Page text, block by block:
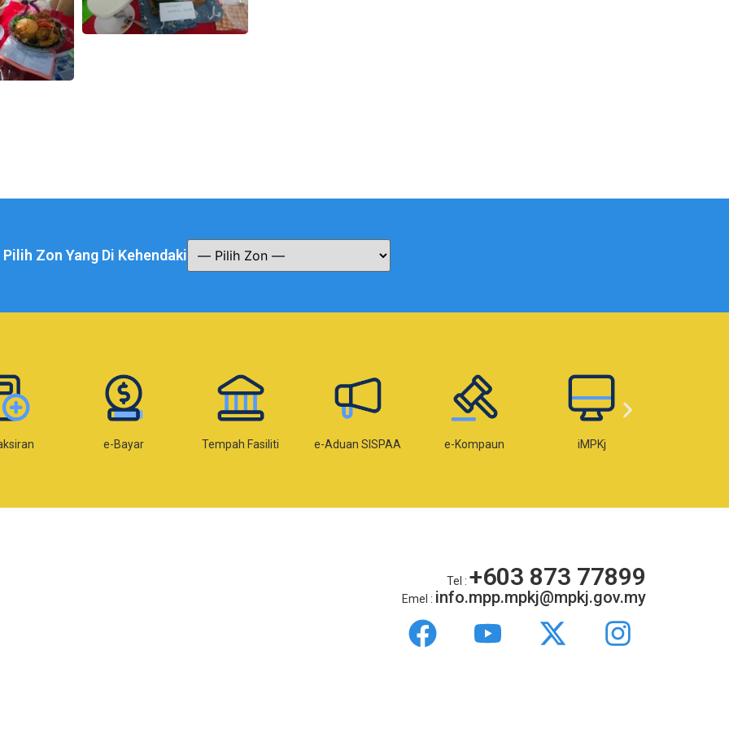
Zon Yang Di Kehendaki
Tempah Fasiliti e-Aduan SISPAA e-Kompaun iMPKj e-Lesen
Tel : +603 873 77899
Emel : info.mpp.mpkj@mpkj.gov.my